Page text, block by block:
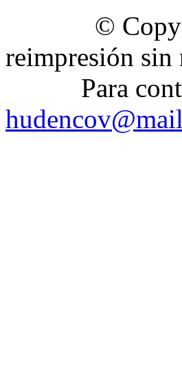
©
reimpresión sin
Para